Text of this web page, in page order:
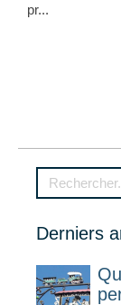
pr...
Rechercher
Derniers